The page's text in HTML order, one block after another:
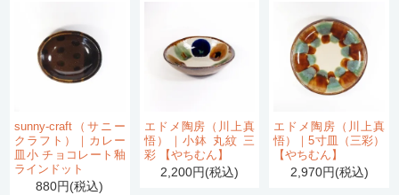
sunny-craft（サニー
クラフト）｜カレー
皿小 チョコレート釉
ラインドット
880円(税込)
エドメ陶房（川上真
悟）｜小鉢 丸紋 三
彩 【やちむん】
2,200円(税込)
エドメ陶房（川上真
悟）｜5寸皿（三彩）
【やちむん】
2,970円(税込)